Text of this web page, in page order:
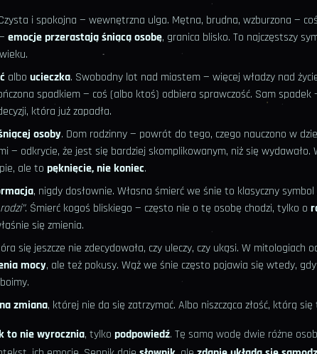
i spokojna — wewnętrzna ulga. Mętna, brudna, wzburzona —
emocje przerastają śniącą osobę, granica blisko. To najczęstszy
albo ucieczka. Swobodny lot nad miastem — więcej władzy nad
spadkiem — coś (albo ktoś) odbiera sprawczość. Sam spadek
która już zapadła.
osoby. Dom rodzinny — powrót do tego, czego nauczono w
— odkrycie, że jest się bardziej skomplikowanym, niż się wydawało.
ale to pęknięcie, nie koniec.
, nigdy dosłownie. Własna śmierć we śnie to klasyczny symbol
. Śmierć kogoś bliskiego — często nie o tę osobę chodzi, tylko o
się zmienia.
się jeszcze nie zdecydowała, czy uleczy, czy ukąsi. W mitologiach
mocy, ale też pokusy. Wąż we śnie często pojawia się wtedy,
zmiana, której nie da się zatrzymać. Albo niszcząca złość, którą się
to nie wyrocznia, tylko podpowiedź. Tę samą wodę dwie różne